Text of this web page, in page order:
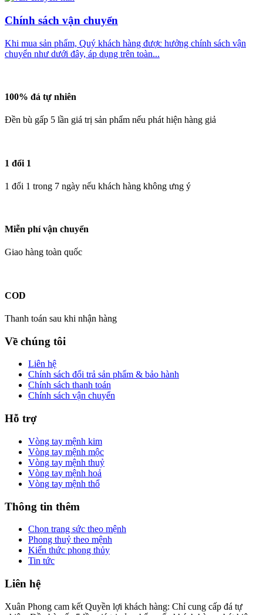
Chính sách vận chuyển
Khi mua sản phẩm, Quý khách hàng được hưởng chính sách vận
chuyển như dưới đây, áp dụng trên toàn...
100% đá tự nhiên
Đền bù gấp 5 lần giá trị sản phẩm nếu phát hiện hàng giả
1 đổi 1
1 đổi 1 trong 7 ngày nếu khách hàng không ưng ý
Miễn phí vận chuyển
Giao hàng toàn quốc
COD
Thanh toán sau khi nhận hàng
Về chúng tôi
Liên hệ
Chính sách đổi trả sản phẩm & bảo hành
Chính sách thanh toán
Chính sách vận chuyển
Hỗ trợ
Vòng tay mệnh kim
Vòng tay mệnh mộc
Vòng tay mệnh thuỷ
Vòng tay mệnh hoả
Vòng tay mệnh thổ
Thông tin thêm
Chọn trang sức theo mệnh
Phong thuỷ theo mệnh
Kiến thức phong thủy
Tin tức
Liên hệ
Xuân Phong cam kết Quyền lợi khách hàng: Chỉ cung cấp đá tự